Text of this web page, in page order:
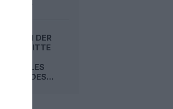
VAN DER
QUITTE
LES